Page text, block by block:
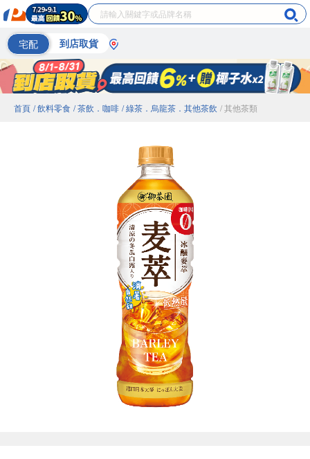
宅配 到店取貨
首頁 / 飲料零食 / 茶飲．咖啡 / 綠茶．烏龍茶．其他茶飲 / 其他茶類